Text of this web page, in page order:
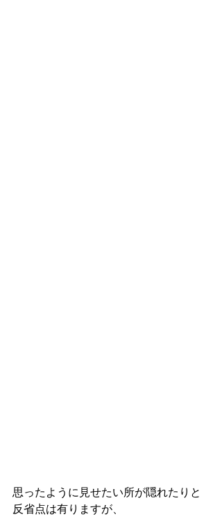
思ったように見せたい所が隠れたりと
反省点は有りますが、